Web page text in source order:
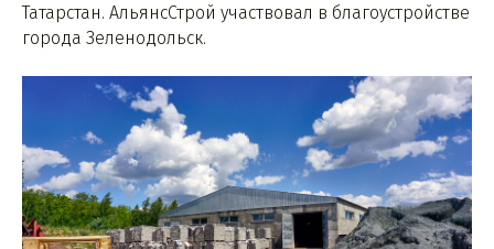
Татарстан. АльянсСтрой участвовал в благоустройстве
города Зеленодольск.